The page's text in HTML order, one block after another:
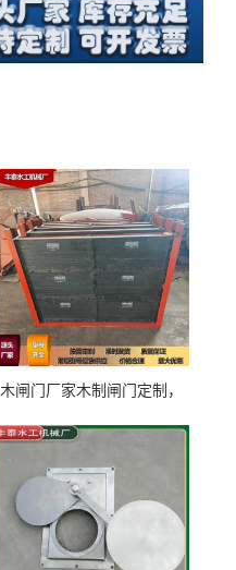
木闸门厂家木制闸门定制，
型号齐全